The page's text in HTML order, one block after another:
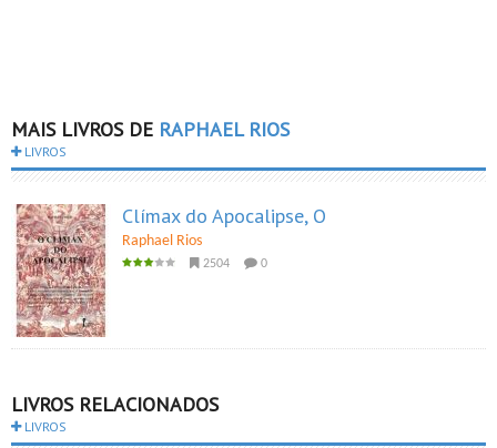
MAIS LIVROS DE RAPHAEL RIOS
LIVROS
Clímax do Apocalipse, O
Raphael Rios
2504 0
LIVROS RELACIONADOS
LIVROS